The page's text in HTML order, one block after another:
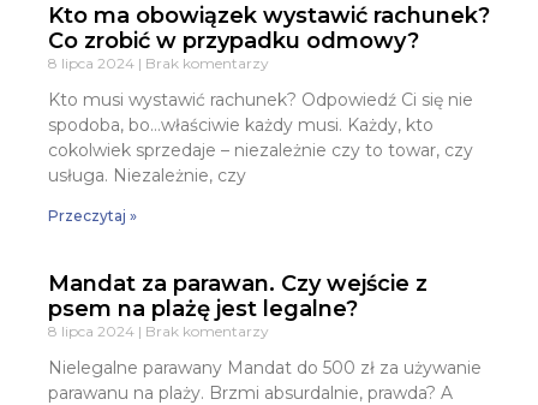
Kto ma obowiązek wystawić rachunek?
Co zrobić w przypadku odmowy?
8 lipca 2024 Brak komentarzy
Kto musi wystawić rachunek? Odpowiedź Ci się nie
spodoba, bo…właściwie każdy musi. Każdy, kto
cokolwiek sprzedaje – niezależnie czy to towar, czy
usługa. Niezależnie, czy
Przeczytaj »
Mandat za parawan. Czy wejście z
psem na plażę jest legalne?
8 lipca 2024 Brak komentarzy
Nielegalne parawany Mandat do 500 zł za używanie
parawanu na plaży. Brzmi absurdalnie, prawda? A